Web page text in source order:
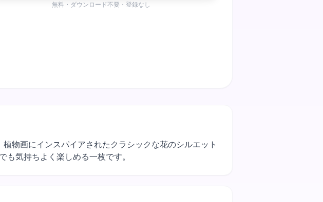
無料・ダウンロード不要・登録なし
物画にインスパイアされたクラシックな花のシルエット
気持ちよく楽しめる一枚です。